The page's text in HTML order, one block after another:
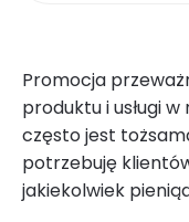
Promocja
produktu i usługi
często jest
potrzebuję
jakiekolwiek